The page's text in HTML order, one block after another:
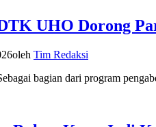
UHO Dorong
oleh Tim Redaksi
bagian dari program